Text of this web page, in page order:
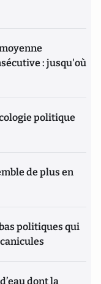
: jusqu'où
politique
de plus en
politiques qui
dont la